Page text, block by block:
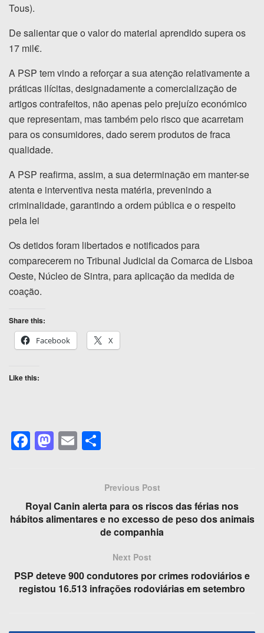
Tous).
De salientar que o valor do material aprendido supera os
17 mil€.
A PSP tem vindo a reforçar a sua atenção relativamente a
práticas ilícitas, designadamente a comercialização de
artigos contrafeitos, não apenas pelo prejuízo económico
que representam, mas também pelo risco que acarretam
para os consumidores, dado serem produtos de fraca
qualidade.
A PSP reafirma, assim, a sua determinação em manter-se
atenta e interventiva nesta matéria, prevenindo a
criminalidade, garantindo a ordem pública e o respeito
pela lei
Os detidos foram libertados e notificados para
comparecerem no Tribunal Judicial da Comarca de Lisboa
Oeste, Núcleo de Sintra, para aplicação da medida de
coação.
Share this:
Facebook
X
Like this:
F
a
e
b
k
M
a
o
d
E
m
ar
ePrevious Post
Royal Canin alerta para os riscos das férias nos
hábitos alimentares e no excesso de peso dos animais
de companhia
Next Post
PSP deteve 900 condutores por crimes rodoviários e
registou 16.513 infrações rodoviárias em setembro